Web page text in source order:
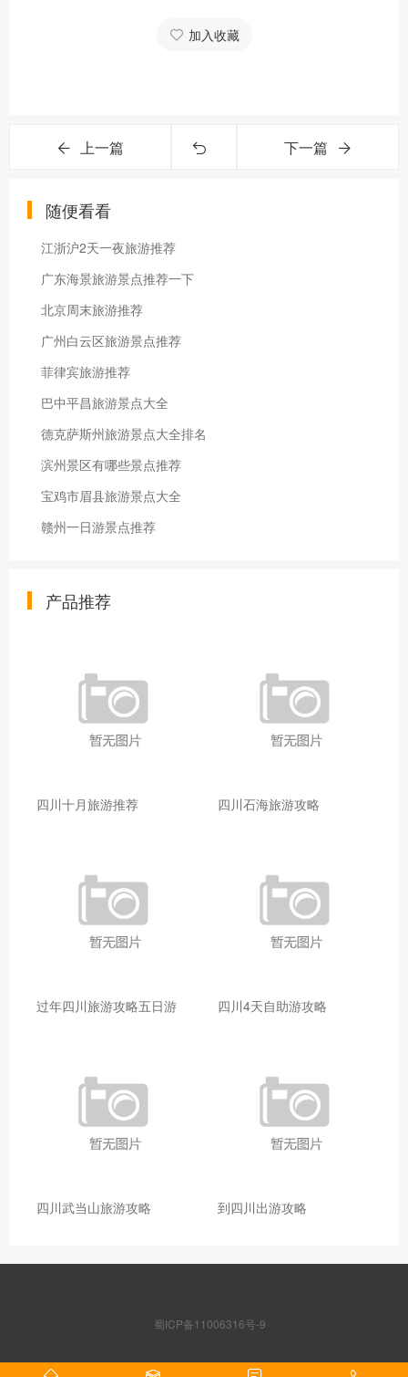
加入收藏
上一篇 下一篇
随便看看
江浙沪2天一夜旅游推荐
广东海景旅游景点推荐一下
北京周末旅游推荐
广州白云区旅游景点推荐
菲律宾旅游推荐
巴中平昌旅游景点大全
德克萨斯州旅游景点大全排名
滨州景区有哪些景点推荐
宝鸡市眉县旅游景点大全
赣州一日游景点推荐
产品推荐
四川十月旅游推荐 四川石海旅游攻略
过年四川旅游攻略五日游 四川4天自助游攻略
四川武当山旅游攻略 到四川出游攻略
蜀ICP备11006316号-9